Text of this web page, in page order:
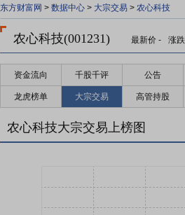
东方财富网 > 数据中心 > 大宗交易 > 农心科技
农心科技(001231) 最新价 - 涨跌
资金流向 千股千评 公告
龙虎榜单 大宗交易 高管持股
农心科技大宗交易上榜图